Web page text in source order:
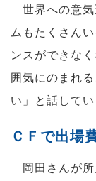
世界への意気
ムもたくさん
ンスができな
囲気にのまれ
い」と話してい
ＣＦで出場
岡田さんが所